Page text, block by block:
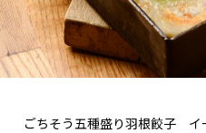
ごちそう五種盛り羽根餃子